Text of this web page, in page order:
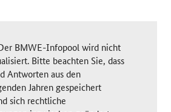
BMWE-Infopool wird nicht
Bitte beachten Sie, dass
Antworten aus den
Jahren gespeichert
sich rechtliche